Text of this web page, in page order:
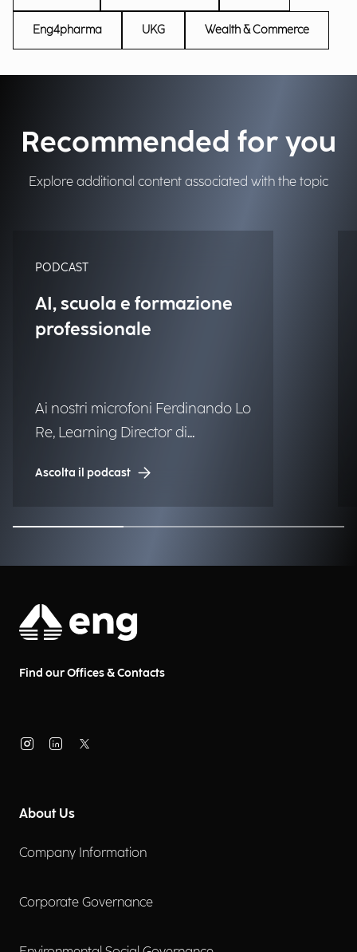
Eng4pharma UKG Wealth & Commerce
Recommended for you
Explore additional content associated with the topic
PODCAST
AI, scuola e formazione
professionale
Ai nostri microfoni Ferdinando Lo
Re, Learning Director di
Ascolta il podcast
Find our Offices & Contacts
About Us
Company Information
Corporate Governance